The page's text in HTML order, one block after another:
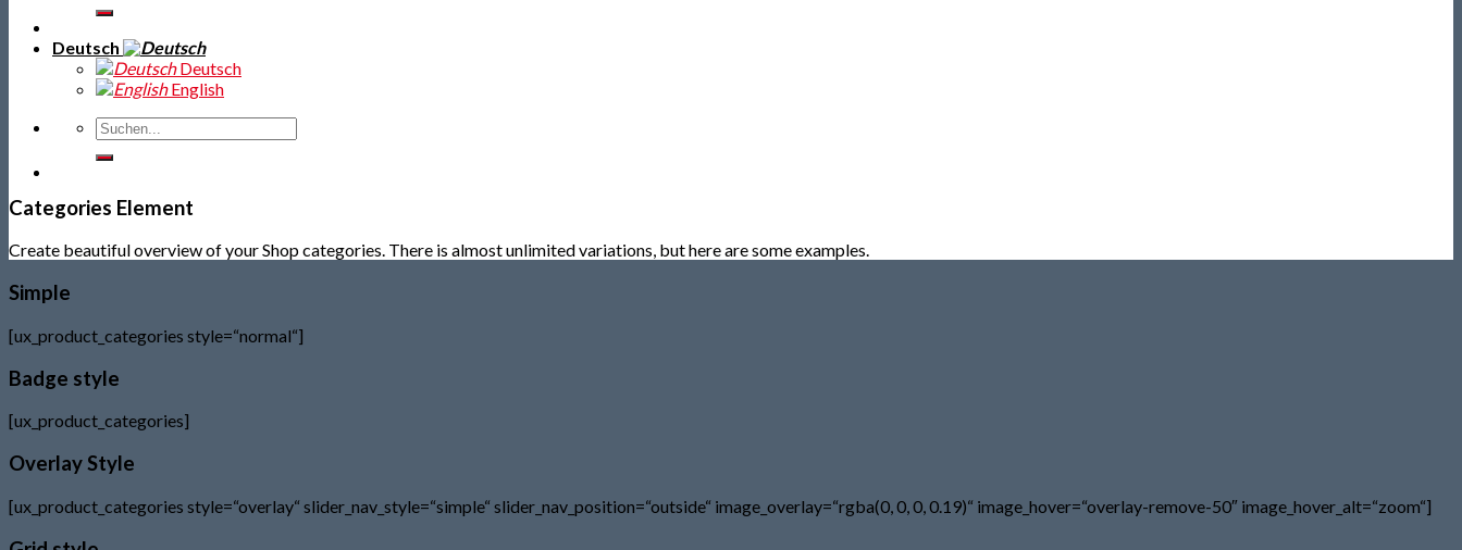
Deutsch
Deutsch
English
Categories Element
Create beautiful overview of your Shop categories. There is almost unlimited variations, but here are some examples.
Simple
[ux_product_categories style=“normal“]
Badge style
[ux_product_categories]
Overlay Style
[ux_product_categories style=“overlay“ slider_nav_style=“simple“ slider_nav_position=“outside“ image_overlay=“rgba(0, 0, 0, 0.19)“ image_hover=“overlay-remove-50″ image_hover_alt=“zoom“]